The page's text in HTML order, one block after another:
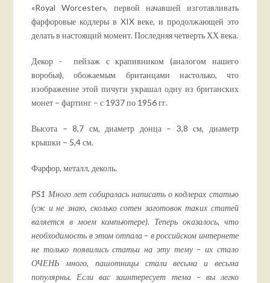
«Royal Worcester», первой начавшей изготавливать
фарфоровые кодлеры в XIX веке, и продолжающей это
делать в настоящий момент. Последняя четверть ХХ века.
Декор - пейзаж с крапивником (аналогом нашего
воробья), обожаемым британцами настолько, что
изображение этой пичуги украшал одну из британских
монет – фартинг – с 1937 по 1956 гг.
Высота – 8,7 см, диаметр донца – 3,8 см, диаметр
крышки – 5,4 см.
Фарфор, металл, деколь.
PS1 Много лет собиралась написать о кодлерах статью
(уж и не знаю, сколько сотен заготовок таких статей
валяется в моем компьютере). Теперь оказалось, что
необходимость в этом отпала – в российском интернете
не только появились статьи на эту тему – их стало
ОЧЕНЬ много, пашотницы стали весьма и весьма
популярны. Если вас заинтересует тема – вы легко